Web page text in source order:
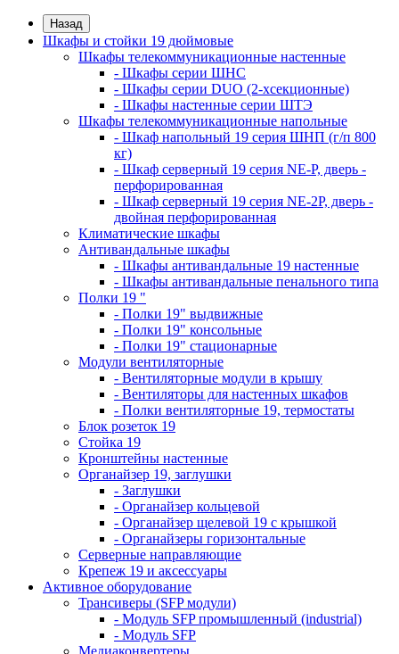
Назад
Шкафы и стойки 19 дюймовые
Шкафы телекоммуникационные настенные
- Шкафы серии ШНС
- Шкафы серии DUO (2-хсекционные)
- Шкафы настенные серии ШТЭ
Шкафы телекоммуникационные напольные
- Шкаф напольный 19 серия ШНП (г/п 800
кг)
- Шкаф серверный 19 серия NE-P, дверь -
перфорированная
- Шкаф серверный 19 серия NE-2P, дверь -
двойная перфорированная
Климатические шкафы
Антивандальные шкафы
- Шкафы антивандальные 19 настенные
- Шкафы антивандальные пенального типа
Полки 19 "
- Полки 19" выдвижные
- Полки 19" консольные
- Полки 19" стационарные
Модули вентиляторные
- Вентиляторные модули в крышу
- Вентиляторы для настенных шкафов
- Полки вентиляторные 19, термостаты
Блок розеток 19
Стойка 19
Кронштейны настенные
Органайзер 19, заглушки
- Заглушки
- Органайзер кольцевой
- Органайзер щелевой 19 с крышкой
- Органайзеры горизонтальные
Серверные направляющие
Крепеж 19 и аксессуары
Активное оборудование
Трансиверы (SFP модули)
- Модуль SFP промышленный (industrial)
- Модуль SFP
Медиаконвертеры